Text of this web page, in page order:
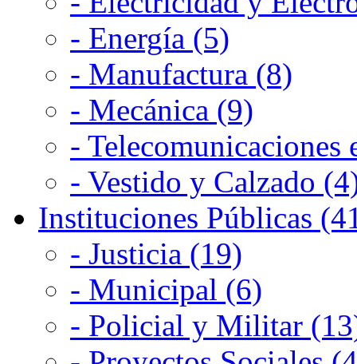
- Energía (5)
- Manufactura (8)
- Mecánica (9)
-
- Vestido y Calzado
Instituciones Públicas
- Justicia (19)
- Municipal (6)
- Policial y Militar